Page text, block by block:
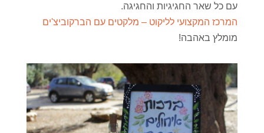
עם כל שאר החגיגיות והחגיגה.
המרכז המקצועי לליקוט – מלקטים עם הברקוביצ'ים
מומלץ באהבה!